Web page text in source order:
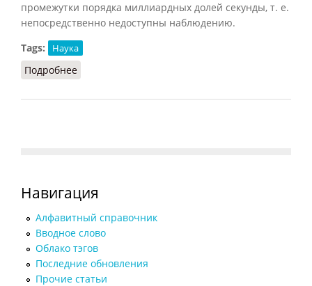
промежутки порядка миллиардных долей секунды, т. е.
непосредственно недоступны наблюдению.
Tags:
Наука
Подробнее
Навигация
Алфавитный справочник
Вводное слово
Облако тэгов
Последние обновления
Прочие статьи